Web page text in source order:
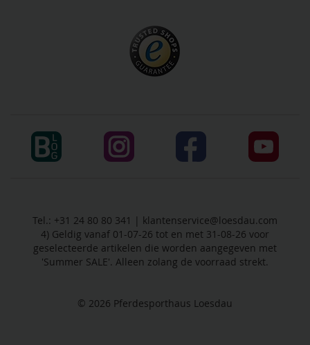
Tel.: +31 24 80 80 341 | klantenservice@loesdau.com
4) Geldig vanaf 01-07-26 tot en met 31-08-26 voor
geselecteerde artikelen die worden aangegeven met
'Summer SALE'. Alleen zolang de voorraad strekt.
© 2026 Pferdesporthaus Loesdau